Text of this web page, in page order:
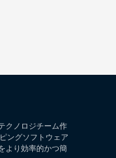
クノロジチーム作
ングソフトウェア
より効率的かつ簡